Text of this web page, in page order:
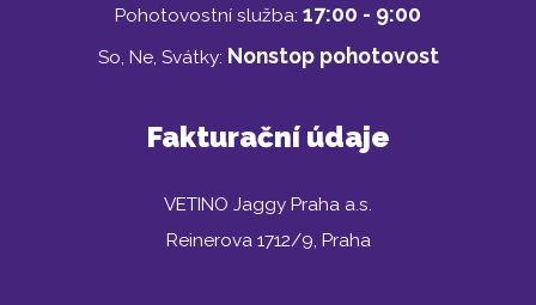
Pohotovostní služba: 17:00 - 9:00
So, Ne, Svátky: Nonstop pohotovost
Fakturační údaje
VETINO Jaggy Praha a.s.
Reinerova 1712/9, Praha